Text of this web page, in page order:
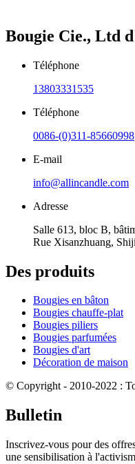
Bougie Cie., Ltd
Téléphone
13803331535
Téléphone
0086-(0)311-85660998
E-mail
info@allincandle.com
Adresse
Salle 613, bloc B,
Rue Xisanzhuang,
Des produits
Bougies en bâton
Bougies chauffe-plat
Bougies piliers
Bougies parfumées
Bougies d'art
Décoration de maison
© Copyright - 2010-2022 :
Bulletin
Inscrivez-vous pour des
une sensibilisation à